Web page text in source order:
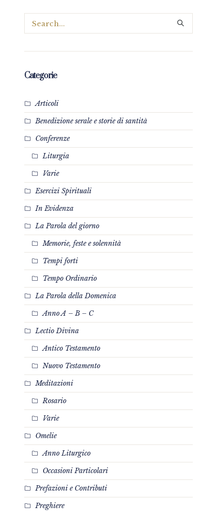
Categorie
Articoli
Benedizione serale e storie di santità
Conferenze
Liturgia
Varie
Esercizi Spirituali
In Evidenza
La Parola del giorno
Memorie, feste e solennità
Tempi forti
Tempo Ordinario
La Parola della Domenica
Anno A – B – C
Lectio Divina
Antico Testamento
Nuovo Testamento
Meditazioni
Rosario
Varie
Omelie
Anno Liturgico
Occasioni Particolari
Prefazioni e Contributi
Preghiere